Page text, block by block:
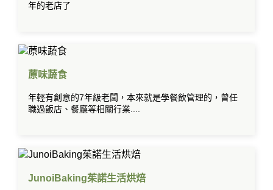
年的老店了
蒝味蔬食
年輕有創意的7年級老闆，本來就是學餐飲管理的，曾任
職過飯店、餐廳等相關行業....
JunoiBaking茱諾生活烘焙